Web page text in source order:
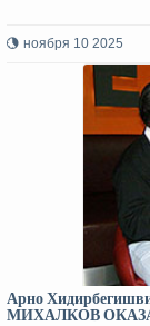
ноября 10 2025
Арно
МИХАЛКОВ